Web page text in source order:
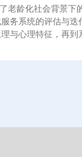
老龄化社会背景下
务系统的评估与
与心理特征，再到